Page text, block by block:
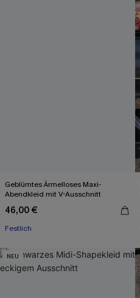
Geblümtes Ärmelloses Maxi-
Abendkleid mit V-Ausschnitt
46,00 €
Festlich
NEU